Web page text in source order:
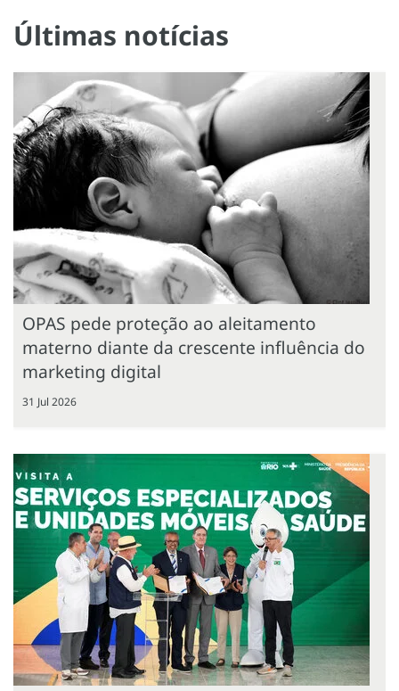
Últimas notícias
OPAS pede proteção ao aleitamento
materno diante da crescente influência do
marketing digital
31 Jul 2026